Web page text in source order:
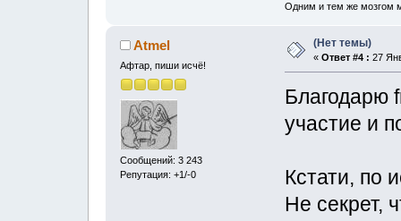
Одним и тем же мозгом
Atmel
Афтар, пиши исчё!
Сообщений: 3 243
Репутация: +1/-0
(Нет темы)
« Ответ #4 : 27
Благодарю
участие и
Кстати, по
Не секрет,